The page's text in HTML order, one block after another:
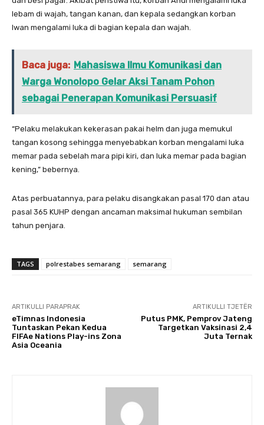
lebam di wajah, tangan kanan, dan kepala sedangkan korban
Iwan mengalami luka di bagian kepala dan wajah.
Baca juga: Mahasiswa Ilmu Komunikasi dan
Warga Wonolopo Gelar Aksi Tanam Pohon
sebagai Penerapan Komunikasi Persuasif
“Pelaku melakukan kekerasan pakai helm dan juga memukul
tangan kosong sehingga menyebabkan korban mengalami luka
memar pada sebelah mara pipi kiri, dan luka memar pada bagian
kening,” bebernya.
Atas perbuatannya, para pelaku disangkakan pasal 170 dan atau
pasal 365 KUHP dengan ancaman maksimal hukuman sembilan
tahun penjara.
TAGS polrestabes semarang semarang
ARTIKULLI PARAPRAK
eTimnas Indonesia
Tuntaskan Pekan Kedua
FIFAe Nations Play-ins Zona
Asia Oceania
ARTIKULLI TJETËR
Putus PMK, Pemprov Jateng
Targetkan Vaksinasi 2,4
Juta Ternak